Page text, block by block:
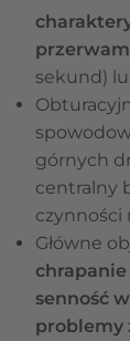
sekund)
górnych
centralny
czynności
Główne
senność
problemy